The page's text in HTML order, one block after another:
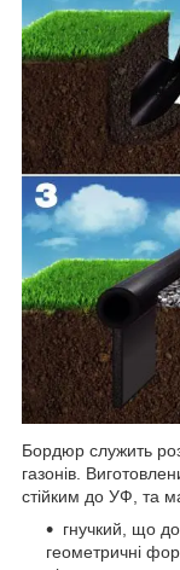
Бордюр служить
газонів.
стійким до УФ, та
гнучкий, що
геометричні